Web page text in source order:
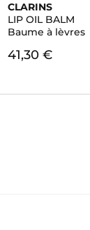
CLARINS
LIP OIL BALM
Baume à lèvres
41,30 €